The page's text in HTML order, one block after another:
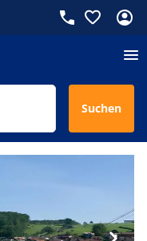
Suchen